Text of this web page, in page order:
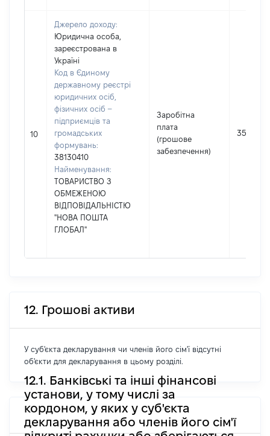
10
Джерело доходу:
Юридична особа,
зареєстрована в
Україні
Код в Єдиному
державному реєстрі
юридичних осіб,
фізичних осіб –
підприємців та
громадських
формувань:
38130410
Найменування:
ТОВАРИСТВО З
ОБМЕЖЕНОЮ
ВІДПОВІДАЛЬНІСТЮ
"НОВА ПОШТА
ГЛОБАЛ"
Заробітна
плата
(грошове
забезпечення)
354698
12. Грошові активи
У суб'єкта декларування чи членів його сім'ї відсутні
об'єкти для декларування в цьому розділі.
12.1. Банківські та інші фінансові
установи, у тому числі за
кордоном, у яких у суб'єкта
декларування або членів його сім'ї